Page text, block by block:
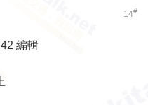
14#
編輯